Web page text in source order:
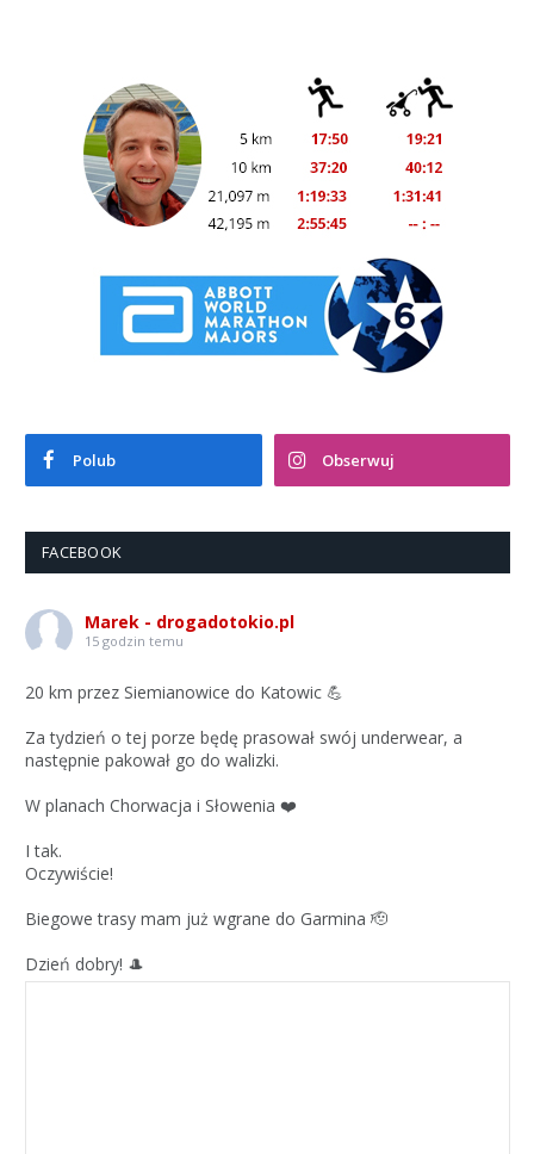
Polub Obserwuj
FACEBOOK
Marek - drogadotokio.pl
15 godzin temu
20 km przez Siemianowice do Katowic 💪
Za tydzień o tej porze będę prasował swój underwear, a
następnie pakował go do walizki.
W planach Chorwacja i Słowenia ❤️
I tak.
Oczywiście!
Biegowe trasy mam już wgrane do Garmina 🫡
Dzień dobry! 🎩